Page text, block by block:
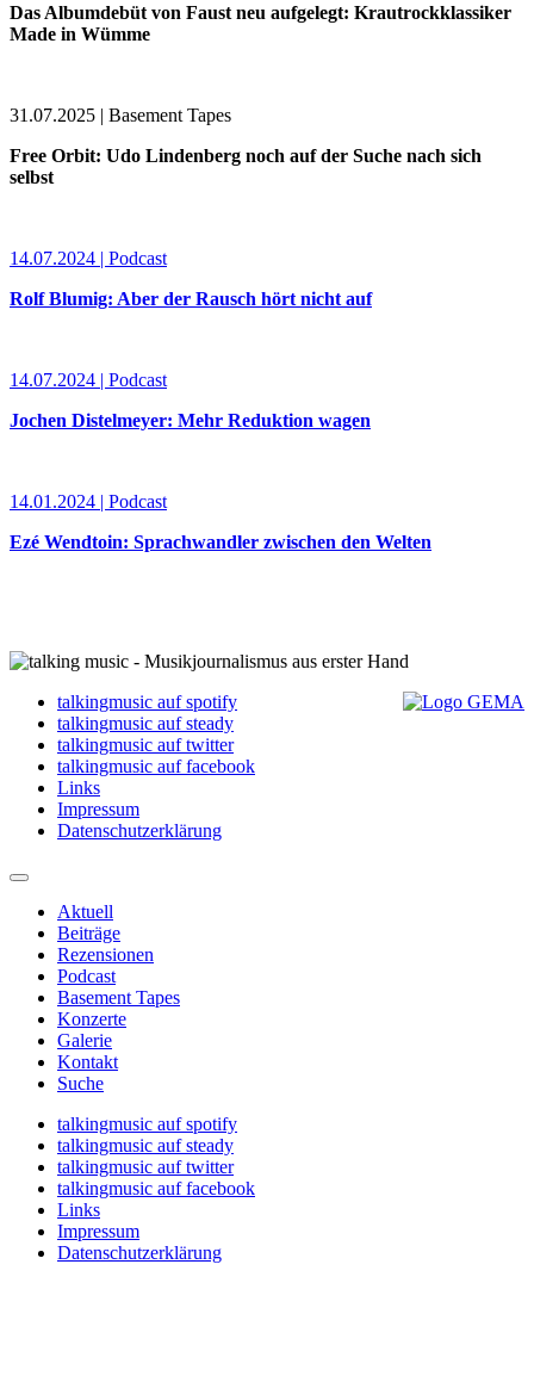
Das Albumdebüt von Faust neu aufgelegt: Krautrockklassiker
Made in Wümme
31.07.2025 | Basement Tapes
Free Orbit: Udo Lindenberg noch auf der Suche nach sich
selbst
14.07.2024 | Podcast
Rolf Blumig: Aber der Rausch hört nicht auf
14.07.2024 | Podcast
Jochen Distelmeyer: Mehr Reduktion wagen
14.01.2024 | Podcast
Ezé Wendtoin: Sprachwandler zwischen den Welten
talkingmusic auf spotify
talkingmusic auf steady
talkingmusic auf twitter
talkingmusic auf facebook
Links
Impressum
Datenschutzerklärung
Aktuell
Beiträge
Rezensionen
Podcast
Basement Tapes
Konzerte
Galerie
Kontakt
Suche
talkingmusic auf spotify
talkingmusic auf steady
talkingmusic auf twitter
talkingmusic auf facebook
Links
Impressum
Datenschutzerklärung